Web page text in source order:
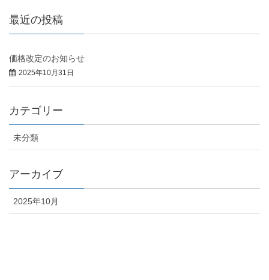
最近の投稿
価格改定のお知らせ
2025年10月31日
カテゴリー
未分類
アーカイブ
2025年10月